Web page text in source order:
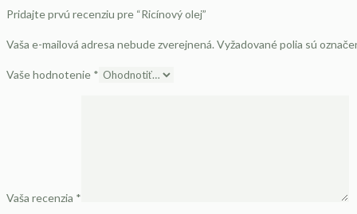
Pridajte prvú recenziu pre “Ricínový olej”
Vaša e-mailová adresa nebude zverejnená. Vyžadované polia sú
Vaše hodnotenie *
Vaša recenzia *